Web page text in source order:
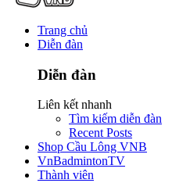
Trang chủ
Diễn đàn
Diễn đàn
Liên kết nhanh
Tìm kiếm diễn đàn
Recent Posts
Shop Cầu Lông VNB
VnBadmintonTV
Thành viên